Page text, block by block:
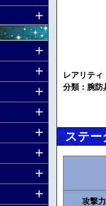
レアリティ
分類：腕防
ステー
攻撃力